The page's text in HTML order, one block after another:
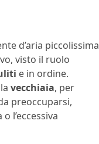
d’aria piccolissima
visto il ruolo
e in ordine.
vecchiaia, per
preoccuparsi,
l’eccessiva